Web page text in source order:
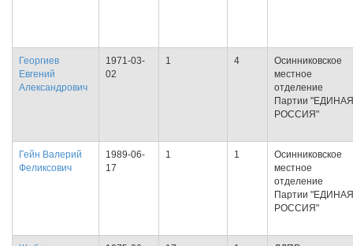
Георгиев
Евгений
Александрович
1971-03-
02
1 4
Осинниковское
местное
отделение
Партии "ЕДИНАЯ
РОССИЯ"
Гейн Валерий
Феликсович
1989-06-
17
1 1
Осинниковское
местное
отделение
Партии "ЕДИНАЯ
РОССИЯ"